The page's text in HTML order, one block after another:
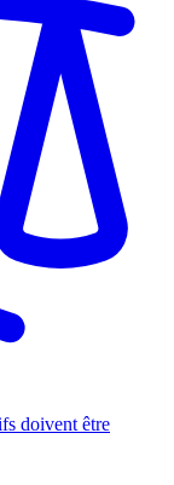
doivent être